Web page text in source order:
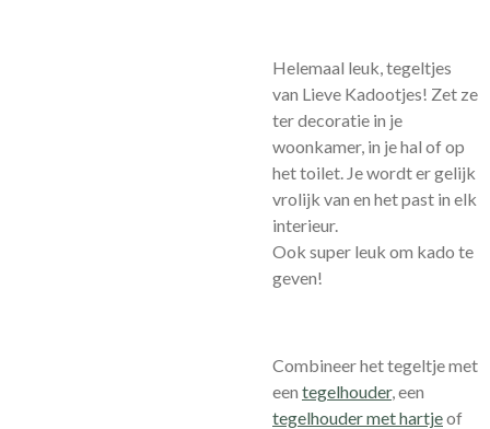
Helemaal leuk, tegeltjes
van Lieve Kadootjes! Zet ze
ter decoratie in je
woonkamer, in je hal of op
het toilet. Je wordt er gelijk
vrolijk van en het past in elk
interieur.
Ook super leuk om kado te
geven!
Combineer het tegeltje met
een tegelhouder, een
tegelhouder met hartjeof